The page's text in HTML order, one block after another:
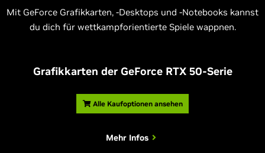
Mit GeForce Grafikkarten, -Desktops und -Notebooks kannst
du dich für wettkampforientierte Spiele wappnen.
Grafikkarten der GeForce RTX 50-Serie
Alle Kaufoptionen ansehen
Mehr Infos